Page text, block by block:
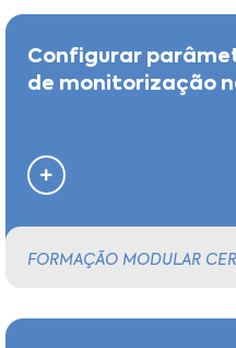
Configurar
de monitorização
FORMAÇÃO MODULAR